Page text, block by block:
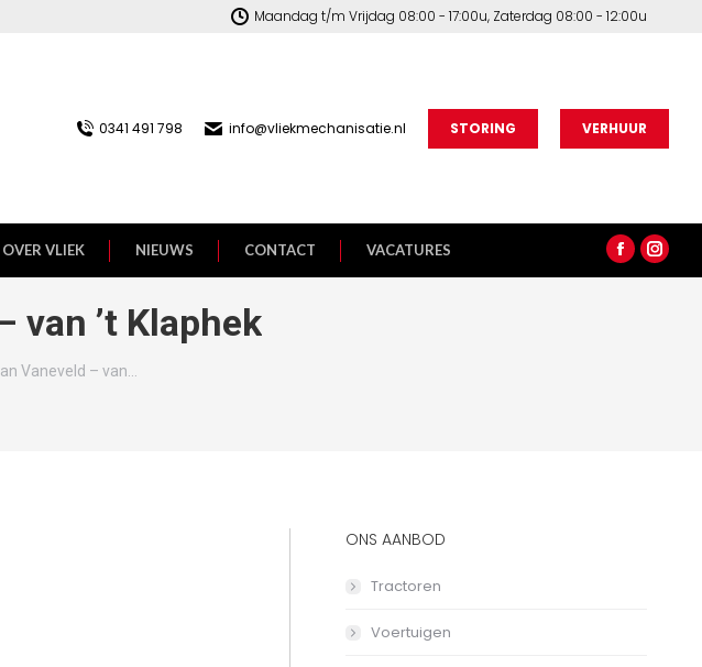
Maandag t/m Vrijdag 08:00 - 17:00u, Zaterdag 08:00 - 12:00u
0341 491 798 info@vliekmechanisatie.nl STORING VERHUUR
OVER VLIEK NIEUWS CONTACT VACATURES
Facebook
van ’t Klaphek
Vaneveld – van…
ONS AANBOD
Tractoren
Voertuigen